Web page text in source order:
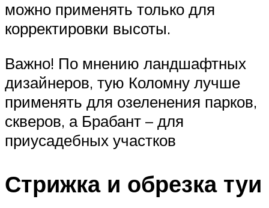
можно применять только для
корректировки высоты.
Важно! По мнению ландшафтных
дизайнеров, тую Коломну лучше
применять для озеленения парков,
скверов, а Брабант – для
приусадебных участков
Стрижка и обрезка туи